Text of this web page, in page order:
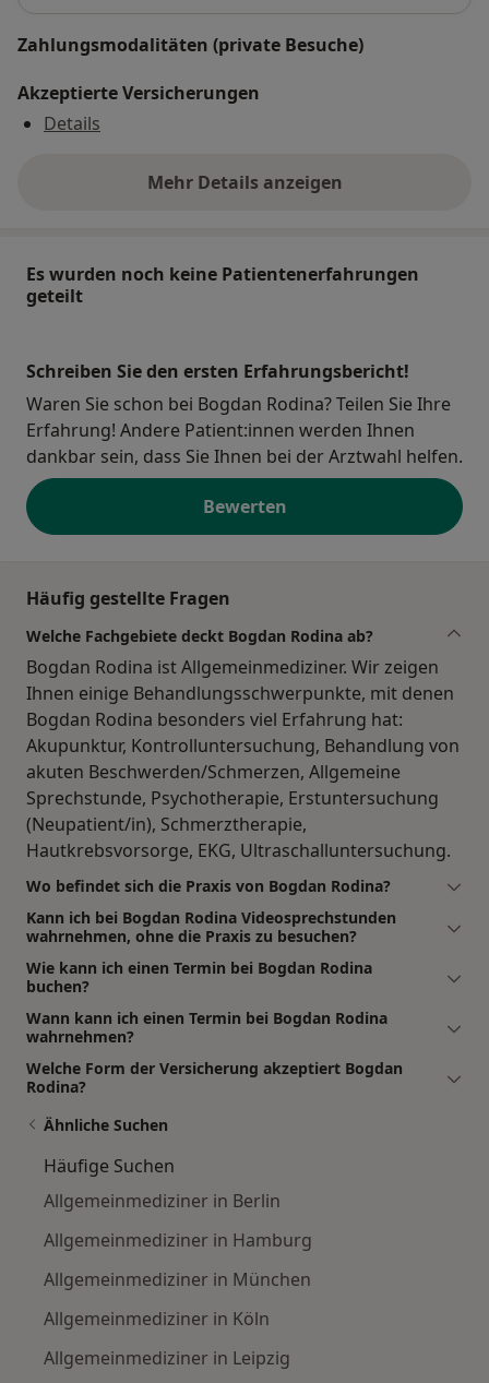
Zahlungsmodalitäten (private Besuche)
Akzeptierte Versicherungen
Details
Mehr Details anzeigen
über die Adresse
Es wurden noch keine Patientenerfahrungen
geteilt
Schreiben Sie den ersten Erfahrungsbericht!
Waren Sie schon bei Bogdan Rodina? Teilen Sie Ihre
Erfahrung! Andere Patient:innen werden Ihnen
dankbar sein, dass Sie Ihnen bei der Arztwahl helfen.
Bewerten
Häufig gestellte Fragen
Welche Fachgebiete deckt Bogdan Rodina ab?
Bogdan Rodina ist Allgemeinmediziner. Wir zeigen
Ihnen einige Behandlungsschwerpunkte, mit denen
Bogdan Rodina besonders viel Erfahrung hat:
Akupunktur, Kontrolluntersuchung, Behandlung von
akuten Beschwerden/Schmerzen, Allgemeine
Sprechstunde, Psychotherapie, Erstuntersuchung
(Neupatient/in), Schmerztherapie,
Hautkrebsvorsorge, EKG, Ultraschalluntersuchung.
Wo befindet sich die Praxis von Bogdan Rodina?
Kann ich bei Bogdan Rodina Videosprechstunden
wahrnehmen, ohne die Praxis zu besuchen?
Wie kann ich einen Termin bei Bogdan Rodina
buchen?
Wann kann ich einen Termin bei Bogdan Rodina
wahrnehmen?
Welche Form der Versicherung akzeptiert Bogdan
Rodina?
Ähnliche Suchen
Häufige Suchen
Allgemeinmediziner in Berlin
Allgemeinmediziner in Hamburg
Allgemeinmediziner in München
Allgemeinmediziner in Köln
Allgemeinmediziner in Leipzig